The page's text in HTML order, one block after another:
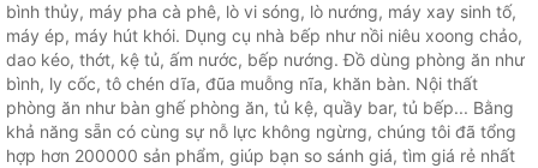
bình thủy, máy pha cà phê, lò vi sóng, lò nướng, máy xay sinh tố,
máy ép, máy hút khói. Dụng cụ nhà bếp như nồi niêu xoong chảo,
dao kéo, thớt, kệ tủ, ấm nước, bếp nướng. Đồ dùng phòng ăn như
bình, ly cốc, tô chén dĩa, đũa muỗng nĩa, khăn bàn. Nội thất
phòng ăn như bàn ghế phòng ăn, tủ kệ, quầy bar, tủ bếp... Bằng
khả năng sẵn có cùng sự nỗ lực không ngừng, chúng tôi đã tổng
hợp hơn 200000 sản phẩm, giúp bạn so sánh giá, tìm giá rẻ nhất